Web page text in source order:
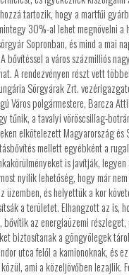
tartozik, hogy a martfűi
30%-al lehet megnövelni a
Sopronban, és mind a mai
bővítéssel a város százmilliós
A rendezvényen részt vett
Sörgyárak Zrt.
Város polgármestere, Barcza
tűnik, a tavalyi vöröscsillag-
elkötelezett Magyarország és
mellett egyébként a
is javítják,
nyílik lehetőség, hogy már
üzemben, és helyettük a kor
a területet. Elhangzott az is,
az energiaüzemi
biztosítanak a göngyölegek
utca felől a kamionoknak, és
ami a közeljövőben lezajlik.